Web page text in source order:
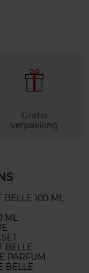
Gratis
verpakking
BELLE 100 ML
ML
BELLE
PARFUM
BELLE